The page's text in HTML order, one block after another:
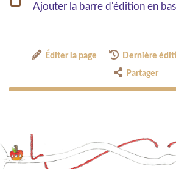
Ajouter la barre d'édition en
Éditer la page Dernière
Partager